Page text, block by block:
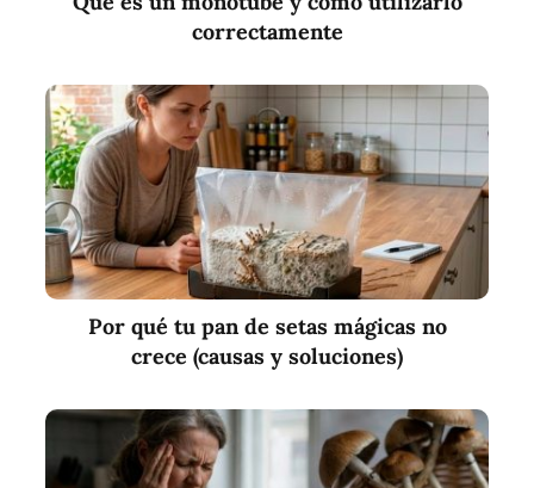
correctamente
Por qué tu pan de setas mágicas no
crece (causas y soluciones)